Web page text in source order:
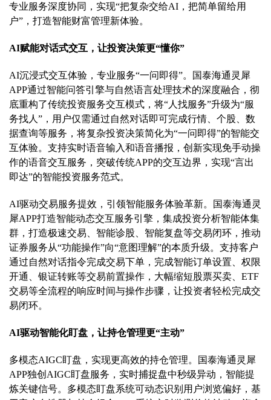
专业服务深度协同，实现“把复杂交给AI，把简单留给用
户”，打造智能财富管理新体验。
AI赋能对话式交互，让投资决策更“懂你”
AI沉浸式交互体验，专业服务“一问即得”。国泰海通灵犀
APP通过智能问答引擎与自然语言处理技术的深度融合，彻
底重构了传统投资服务交互模式，将“人找服务”升级为“服
务找人”，用户仅需通过自然对话即可完成行情、个股、数
据查询等服务，将复杂投资决策简化为“一问即得”的智能交
互体验。支持实时语音输入和语音播报，创新实现免手动操
作的语音交互服务，突破传统APP的交互边界，实现“言出
即达”的智能投资服务范式。
AI驱动交易服务提效，引领智能服务体验革新。国泰海通灵
犀APP打造智能动态交互服务引擎，集成投资分析智能体集
群，打造极速交易、智能诊股、智能复盘等交易闭环，推动
证券服务从“功能操作”向“意图理解”的本质升级。支持客户
通过自然对话指令完成交易下单，完成智能订单设置、权限
开通、银证转账等交易前置操作，大幅缩短股票买卖、ETF
交易等全流程的响应时间与操作步骤，让投资者轻松完成交
易闭环。
AI驱动智能化盯盘，让持仓管理更“主动”
多模态AIGC盯盘，实现更高效的持仓管理。国泰海通灵犀
APP独创AIGC盯盘服务，实时捕捉盘中秒级异动，智能提
炼关键信号。多模态盯盘系统可动态识别用户浏览偏好，基